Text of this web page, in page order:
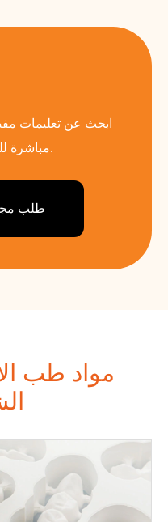
ابحث عن تعليمات
مباشرة للحصول على مساعدة شخصية.
طلب
مواد طب